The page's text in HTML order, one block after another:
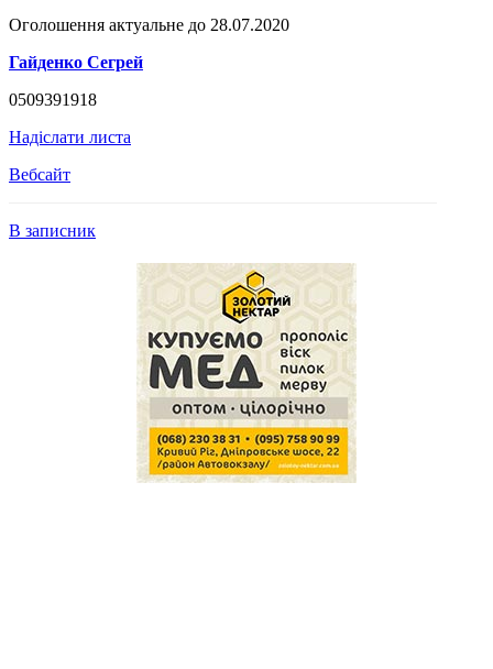
Оголошення актуальне до 28.07.2020
Гайденко Сегрей
0509391918
Надіслати листа
Вебсайт
В записник